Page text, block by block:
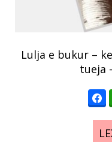
Lulja e bukur –
tueja